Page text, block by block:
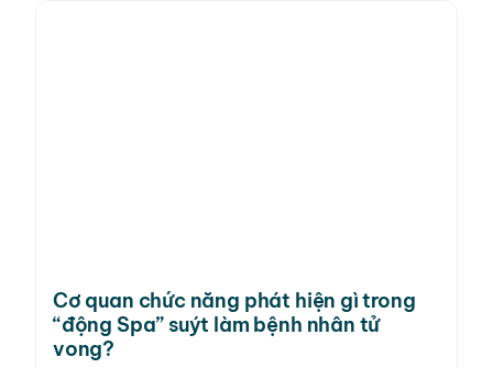
Cơ quan chức năng phát hiện gì trong
“động Spa” suýt làm bệnh nhân tử
vong?